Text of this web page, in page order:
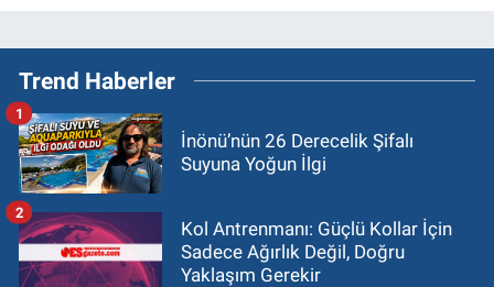
Trend Haberler
İnönü’nün 26 Derecelik Şifalı
Suyuna Yoğun İlgi
1
Kol Antrenmanı: Güçlü Kollar İçin
Sadece Ağırlık Değil, Doğru
Yaklaşım Gerekir
2